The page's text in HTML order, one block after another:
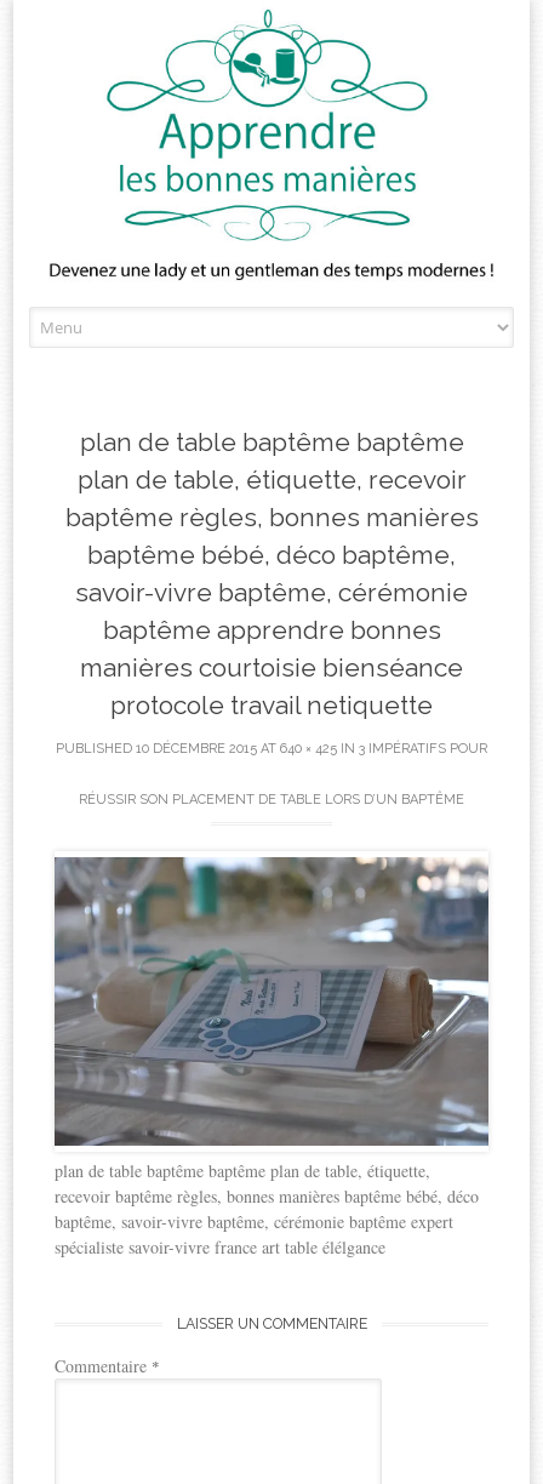
to
plan de table baptême baptême
plan de table, étiquette, recevoir
baptême règles, bonnes manières
baptême bébé, déco baptême,
savoir-vivre baptême, cérémonie
baptême apprendre bonnes
manières courtoisie bienséance
protocole travail netiquette
PUBLISHED 10 DÉCEMBRE 2015 AT 640 × 425 IN 3 IMPÉRATIFS POUR
RÉUSSIR SON PLACEMENT DE TABLE LORS D’UN BAPTÊME
plan de table baptême baptême plan de table, étiquette,
recevoir baptême règles, bonnes manières baptême bébé, déco
baptême, savoir-vivre baptême, cérémonie baptême expert
spécialiste savoir-vivre france art table élélgance
LAISSER UN COMMENTAIRE
Commentaire *